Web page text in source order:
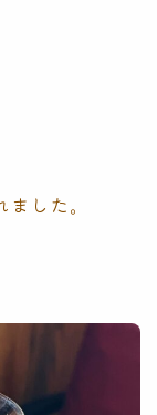
した。